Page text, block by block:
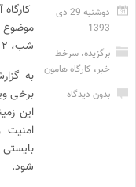
دوشنبه 29 دی
1393
برگزیده، سرخط
خبر، کارگاه هامون
بدون دیدگاه
موضوع
شب، ۲ بهمن ماه در سالن هتل نگین برازجان برگزار شد.
به
برخی
این
امنیت
شود.